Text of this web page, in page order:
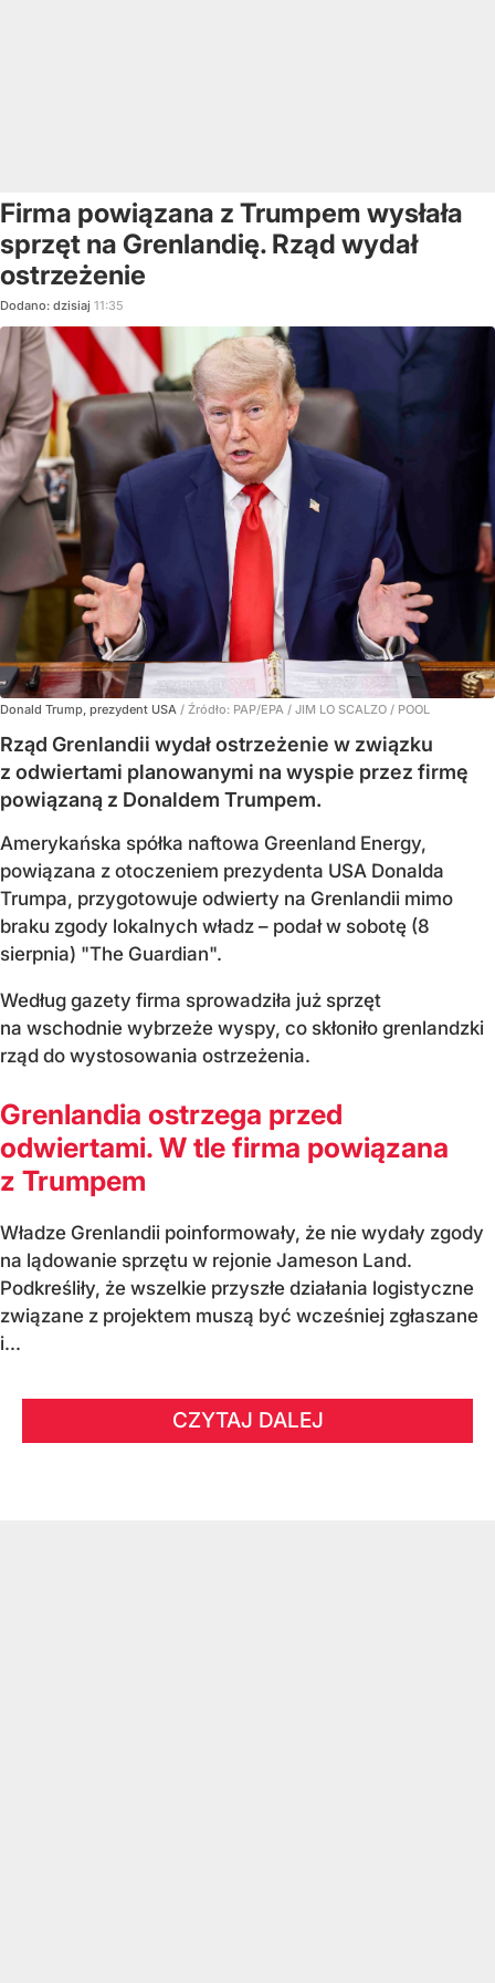
Firma powiązana z Trumpem wysłała
sprzęt na Grenlandię. Rząd wydał
ostrzeżenie
Dodano: dzisiaj 11:35
Donald Trump, prezydent USA / Źródło: PAP/EPA / JIM LO SCALZO / POOL
Rząd Grenlandii wydał ostrzeżenie w związku
z odwiertami planowanymi na wyspie przez firmę
powiązaną z Donaldem Trumpem.
Amerykańska spółka naftowa Greenland Energy,
powiązana z otoczeniem prezydenta USA Donalda
Trumpa, przygotowuje odwierty na Grenlandii mimo
braku zgody lokalnych władz – podał w sobotę (8
sierpnia) "The Guardian".
Według gazety firma sprowadziła już sprzęt
na wschodnie wybrzeże wyspy, co skłoniło grenlandzki
rząd do wystosowania ostrzeżenia.
Grenlandia ostrzega przed
odwiertami. W tle firma powiązana
z Trumpem
Władze Grenlandii poinformowały, że nie wydały zgody
na lądowanie sprzętu w rejonie Jameson Land.
Podkreśliły, że wszelkie przyszłe działania logistyczne
związane z projektem muszą być wcześniej zgłaszane
i...
CZYTAJ DALEJ